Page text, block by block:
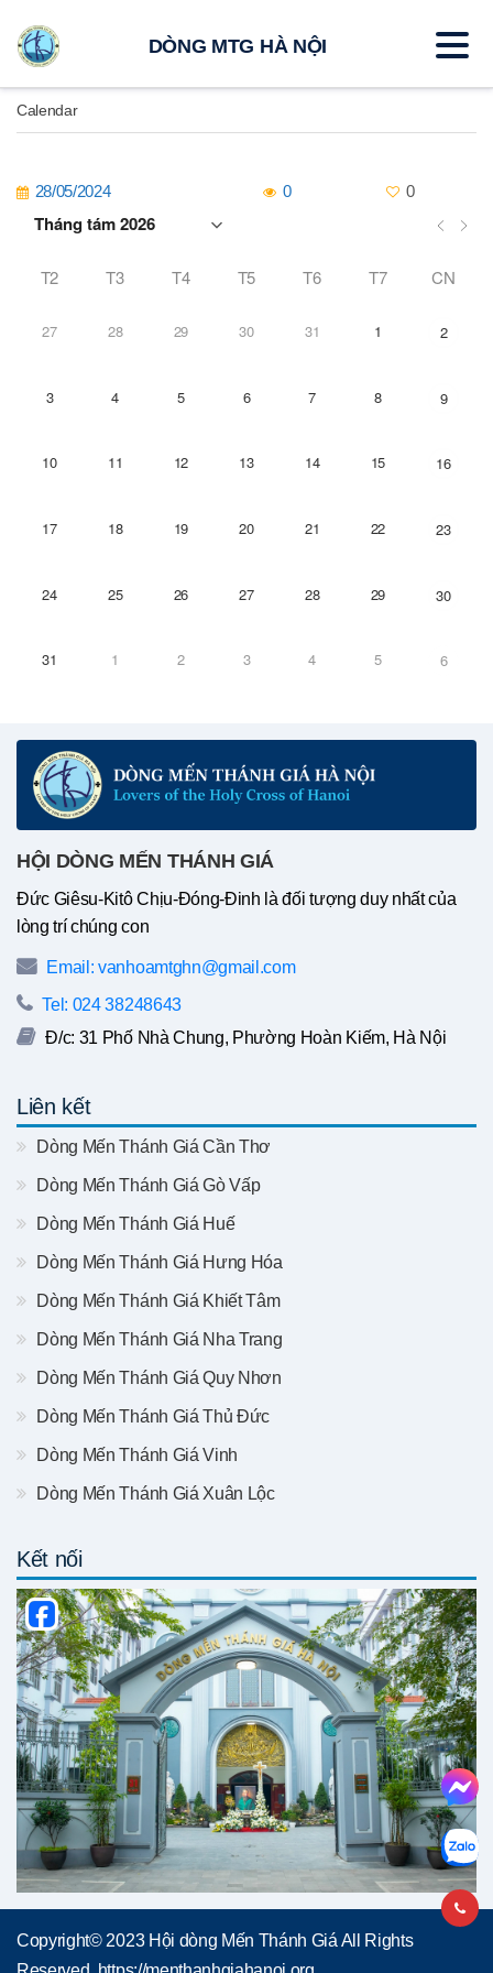
Calendar
28/05/2024 0 0
T2 T3 T4 T5 T6 T7 CN
27 28 29 30 31 1 2
3 4 5 6 7 8 9
10 11 12 13 14 15 16
17 18 19 20 21 22 23
24 25 26 27 28 29 30
31 1 2 3 4 5 6
HỘI DÒNG MẾN THÁNH GIÁ
Đức Giêsu-Kitô Chịu-Đóng-Đinh là đối tượng duy nhất của
lòng trí chúng con
Email: vanhoamtghn@gmail.com
Tel: 024 38248643
Đ/c: 31 Phố Nhà Chung, Phường Hoàn Kiếm, Hà Nội
Liên kết
Dòng Mến Thánh Giá Cần Thơ
Dòng Mến Thánh Giá Gò Vấp
Dòng Mến Thánh Giá Huế
Dòng Mến Thánh Giá Hưng Hóa
Dòng Mến Thánh Giá Khiết Tâm
Dòng Mến Thánh Giá Nha Trang
Dòng Mến Thánh Giá Quy Nhơn
Dòng Mến Thánh Giá Thủ Đức
Dòng Mến Thánh Giá Vinh
Dòng Mến Thánh Giá Xuân Lộc
Kết nối
Copyright© 2023 Hội dòng Mến Thánh Giá All Rights
DÒNG MTG HÀ NỘI